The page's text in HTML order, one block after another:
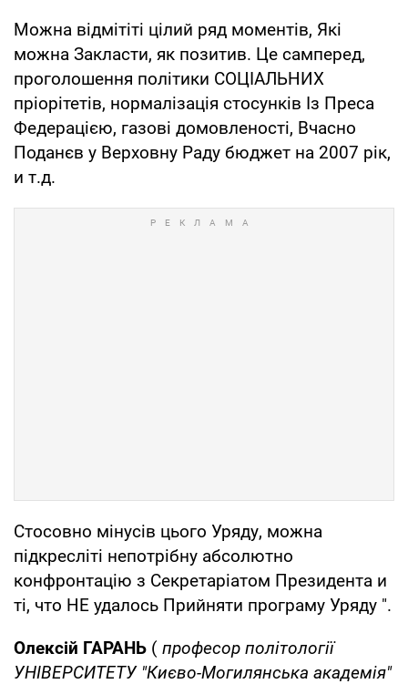
Можна відмітіті цілий ряд моментів, Які
можна Закласти, як позитив. Це самперед,
проголошення політики СОЦІАЛЬНИХ
пріорітетів, нормалізація стосунків Із Преса
Федерацією, газові домовленості, Вчасно
Поданєв у Верховну Раду бюджет на 2007 рік,
и т.д.
Стосовно мінусів цього Уряду, можна
підкресліті непотрібну абсолютно
конфронтацію з Секретаріатом Президента и
ті, что НЕ удалось Прийняти програму Уряду ".
Олексій ГАРАНЬ ( професор політології
УНІВЕРСИТЕТУ "Києво-Могилянська академія"